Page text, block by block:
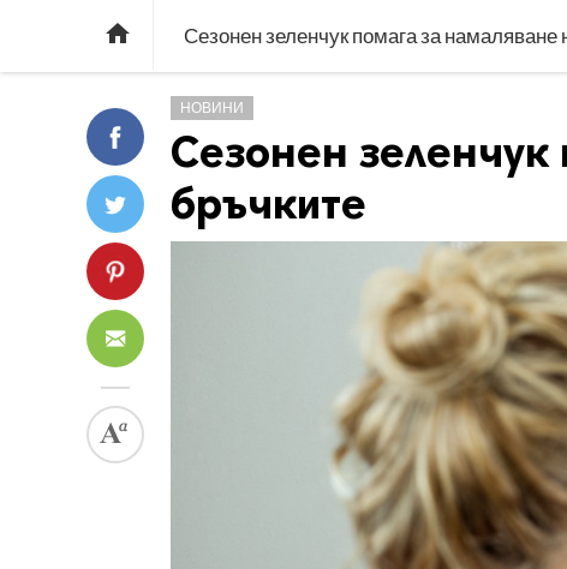
 Сезонен зеленчук помага за намаляване
НОВИНИ
Сезонен
бръчките